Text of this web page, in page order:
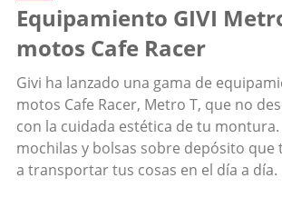
Equipamiento GIVI
motos Cafe Racer
Givi ha lanzado una gama de
motos Cafe Racer, Metro T, que no
con la cuidada estética de tu montura.
mochilas y bolsas sobre depósito que
a transportar tus cosas en el día a día.